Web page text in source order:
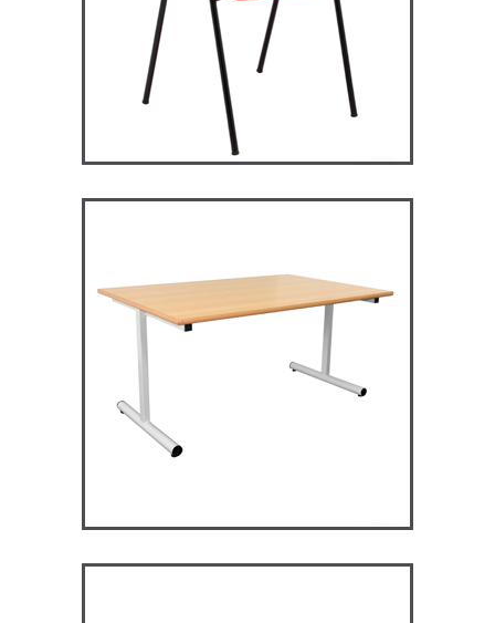
RM128 – Restauration
Maggie
TABLES ET MANGE DEBOUT